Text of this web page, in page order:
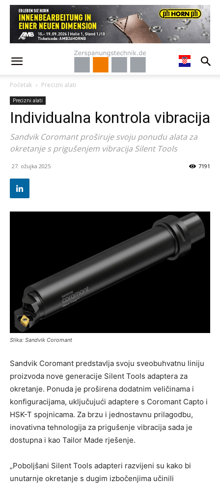
Početak Precizni alati
Precizni alati
Individualna kontrola vibracija
Sandvik Coromant proširuje svoju ponudu alata za
okretanje s prigušenjem vibracija Silent Tools
27. ožujka 2025 7191
Slika: Sandvik Coromant
Sandvik Coromant predstavlja svoju sveobuhvatnu liniju
proizvoda nove generacije Silent Tools adaptera za
okretanje. Ponuda je proširena dodatnim veličinama i
konfiguracijama, uključujući adaptere s Coromant Capto i
HSK-T spojnicama. Za brzu i jednostavnu prilagodbu,
inovativna tehnologija za prigušenje vibracija sada je
dostupna i kao Tailor Made rješenje.
„Poboljšani Silent Tools adapteri razvijeni su kako bi
unutarnje okretanje s dugim izbočenjima učinili